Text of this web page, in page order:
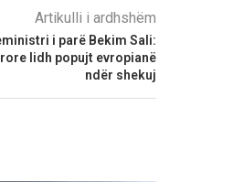
Artikulli i ardhshëm
i parë Bekim Sali:
lidh popujt evropianë
ndër shekuj